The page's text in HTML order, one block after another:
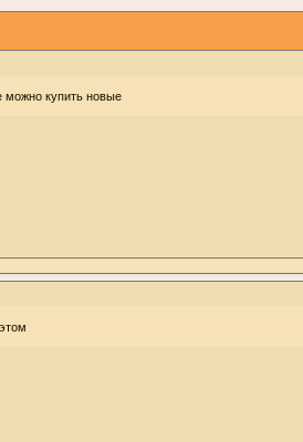
можно купить новые